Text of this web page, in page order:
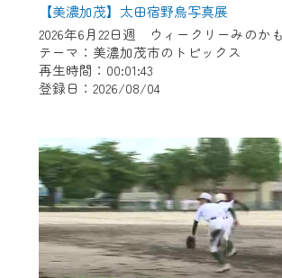
【美濃加茂】太田宿野鳥写真展
2026年6月22日週 ウィークリーみのか
テーマ：美濃加茂市のトピックス
再生時間：00:01:43
登録日：2026/08/04
※マイページへのログインには、
要となります。
※MyIDとは、CCNet Web TVを含
各種サービスをご利用頂くための
で設定できます。
（GmailやYahooなどのフリーメ
スでも作成可能です）
※マイページへのログイン・
録はこちらから
※CCNetアプリをご利用中の方